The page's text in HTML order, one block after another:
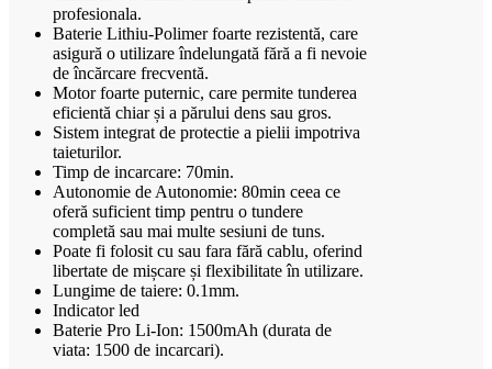
profesionala.
Baterie Lithiu-Polimer foarte rezistentă, care
asigură o utilizare îndelungată fără a fi nevoie
de încărcare frecventă.
Motor foarte puternic, care permite tunderea
eficientă chiar și a părului dens sau gros.
Sistem integrat de protectie a pielii impotriva
taieturilor.
Timp de incarcare: 70min.
Autonomie de Autonomie: 80min ceea ce
oferă suficient timp pentru o tundere
completă sau mai multe sesiuni de tuns.
Poate fi folosit cu sau fara fără cablu, oferind
libertate de mișcare și flexibilitate în utilizare.
Lungime de taiere: 0.1mm.
Indicator led
Baterie Pro Li-Ion: 1500mAh (durata de
viata: 1500 de incarcari).